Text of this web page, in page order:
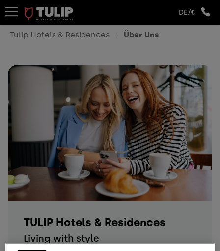
DE/€
Tulip Hotels & Residences Über Uns
Ein Aufenthalt, der all Ihren
Bedürfnissen gerecht wird!
Gleichgültig, ob Sie eine Geschäftsreise oder ein
entspannter Kurzurlaub zu uns führt; wir gehen Ihren
Aufenthalt mit einer neue Perspektive an und Sie
werden in jedem Moment dazu inspiriert, etwas Neues
zu entdecken.
TULIP Hotels & Residences
Living with style